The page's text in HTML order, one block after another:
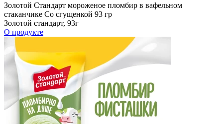
Золотой Стандарт мороженое пломбир в вафельном
стаканчике Со сгущенкой 93 гр
Золотой стандарт, 93г
О продукте